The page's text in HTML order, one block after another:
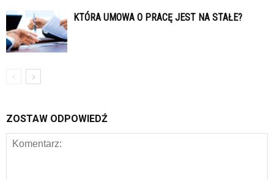
KTÓRA UMOWA O PRACĘ JEST NA STAŁE?
ZOSTAW ODPOWIEDŹ